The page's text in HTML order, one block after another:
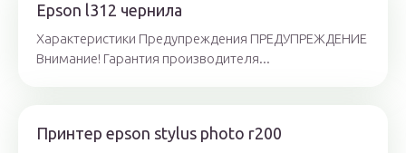
Epson l312 чернила
Характеристики Предупреждения ПРЕДУПРЕЖДЕНИЕ
Внимание! Гарантия производителя...
Принтер epson stylus photo r200